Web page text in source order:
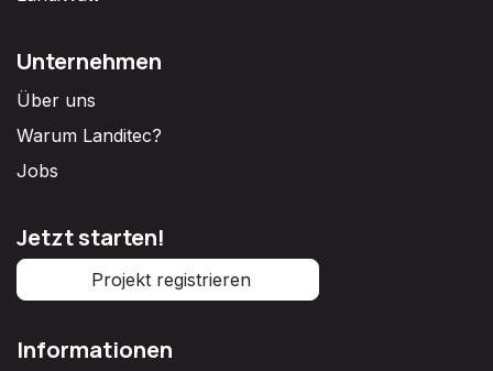
Unternehmen
Über uns
Warum Landitec?
Jobs
Jetzt starten!
Projekt registrieren
Informationen